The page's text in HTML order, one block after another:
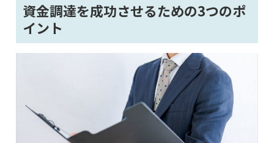
資金調達を成功させるための3つのポ
イント